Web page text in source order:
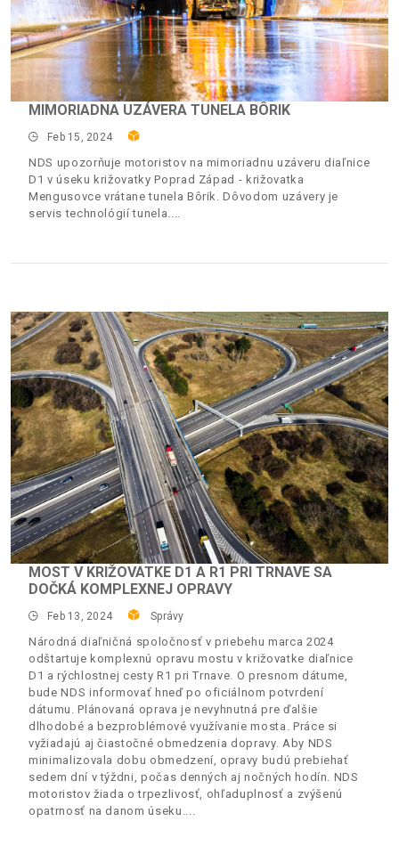
MIMORIADNA UZÁVERA TUNELA BÔRIK
Feb 15, 2024
NDS upozorňuje motoristov na mimoriadnu uzáveru diaľnice
D1 v úseku križovatky Poprad Západ - križovatka
Mengusovce vrátane tunela Bôrik. Dôvodom uzávery je
servis technológií tunela.
MOST V KRIŽOVATKE D1 A R1 PRI TRNAVE SA
DOČKÁ KOMPLEXNEJ OPRAVY
Feb 13, 2024 Správy
Národná diaľničná spoločnosť v priebehu marca 2024
odštartuje komplexnú opravu mostu v križovatke diaľnice
D1 a rýchlostnej cesty R1 pri Trnave. O presnom dátume,
bude NDS informovať hneď po oficiálnom potvrdení
dátumu. Plánovaná oprava je nevyhnutná pre ďalšie
dlhodobé a bezproblémové využívanie mosta. Práce si
vyžiadajú aj čiastočné obmedzenia dopravy. Aby NDS
minimalizovala dobu obmedzení, opravy budú prebiehať
sedem dní v týždni, počas denných aj nočných hodín. NDS
motoristov žiada o trpezlivosť, ohľaduplnosť a zvýšenú
opatrnosť na danom úseku.